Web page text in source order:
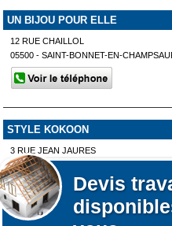
Devis
UN BIJOU POUR ELLE
12 RUE CHAILLOL
05500 - SAINT-BONNET-EN-
STYLE KOKOON
3 RUE JEAN JAURES
05400 - VEYNES
Lors de votre visite sur notre site des
déposés sur votre terminal. Ces
fonctionnement du site et les